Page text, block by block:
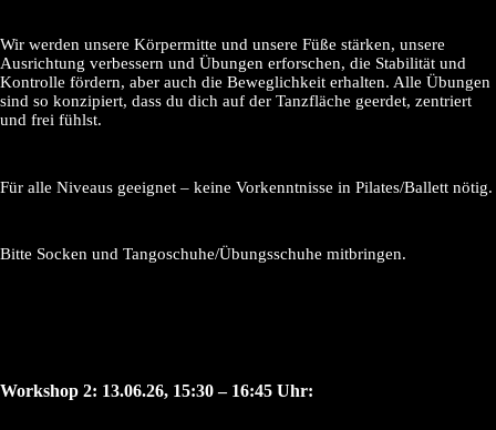
Wir werden unsere Körpermitte und unsere Füße stärken, unsere
Ausrichtung verbessern und Übungen erforschen, die Stabilität und
Kontrolle fördern, aber auch die Beweglichkeit erhalten. Alle Übungen
sind so konzipiert, dass du dich auf der Tanzfläche geerdet, zentriert
und frei fühlst.
Für alle Niveaus geeignet – keine Vorkenntnisse in Pilates/Ballett nötig.
Bitte Socken und Tangoschuhe/Übungsschuhe mitbringen.
Workshop 2: 13.06.26, 15:30 – 16:45 Uhr: